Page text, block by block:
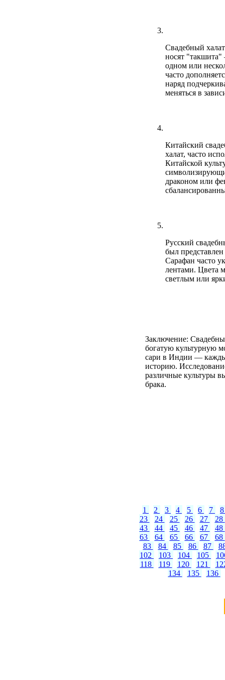
Свадебный
носят "такшита"
одном или
часто
наряд
меняться в
Китайский
халат, часто
Китайской
драконом или
Русский
был
Сарафан часто
лентами. Цвета
светлым или
Заключение:
богатую культурную
сари в Индии —
историю.
различные культуры
брака.
1 2 3 4 5 6 7
23
24 25 26 27
28
43
44 45 46 47
48
63
64 65 66 67
68
83
84 85 86 87
102
103 104 105
118
119 120 121
134
135 136